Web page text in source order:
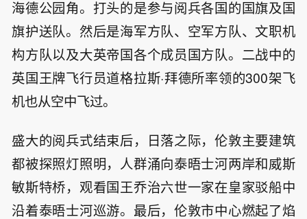
海德公园角。打头的是参与阅兵各国的国旗及国
旗护送队。然后是海军方队、空军方队、文职机
构方队以及大英帝国各个成员国方队。二战中的
英国王牌飞行员道格拉斯·拜德所率领的300架飞
机也从空中飞过。
盛大的阅兵式结束后，日落之际，伦敦主要建筑
都被探照灯照明，人群涌向泰晤士河两岸和威斯
敏斯特桥，观看国王乔治六世一家在皇家驳船中
沿着泰晤士河巡游。最后，伦敦市中心燃起了焰